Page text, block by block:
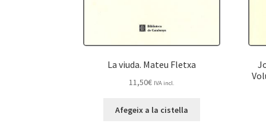
La viuda. Mateu Fletxa
11,50€ IVA incl.
Afegeix a la cistella